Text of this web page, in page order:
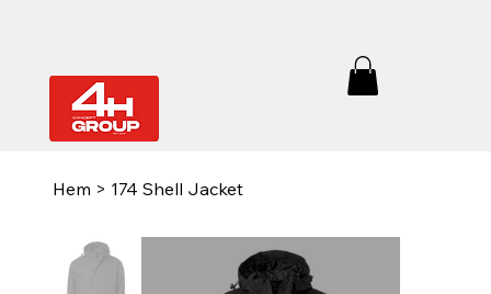
Hem > 174 Shell Jacket